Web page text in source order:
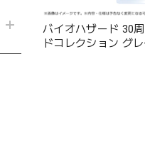
バイオハザード 30
ドコレクション グ